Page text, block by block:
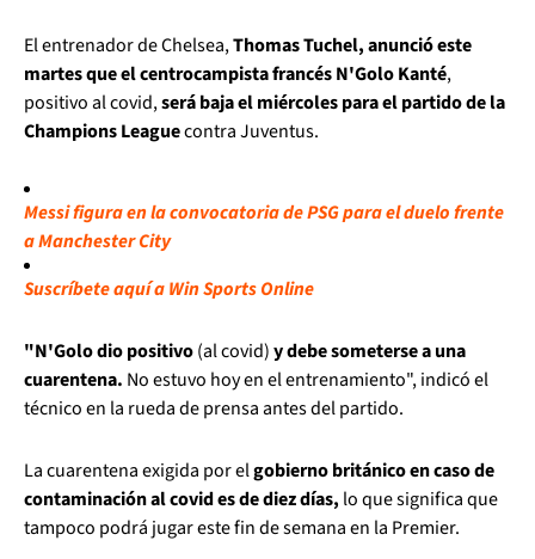
El entrenador de Chelsea,Thomas Tuchel, anunció este
martes que el centrocampista francés N'Golo Kanté,
positivo al covid,será baja el miércoles para el partido de la
Champions Leaguecontra Juventus.
Messi figura en la convocatoria de PSG para el duelo frente
a Manchester City
Suscríbete aquí a Win Sports Online
"N'Golo dio positivo(al covid)y debe someterse a una
cuarentena. No estuvo hoy en el entrenamiento", indicó el
técnico en la rueda de prensa antes del partido.
La cuarentena exigida por elgobierno británico en caso de
contaminación al covid es de diez días, lo que significa que
tampoco podrá jugar este fin de semana en la Premier.